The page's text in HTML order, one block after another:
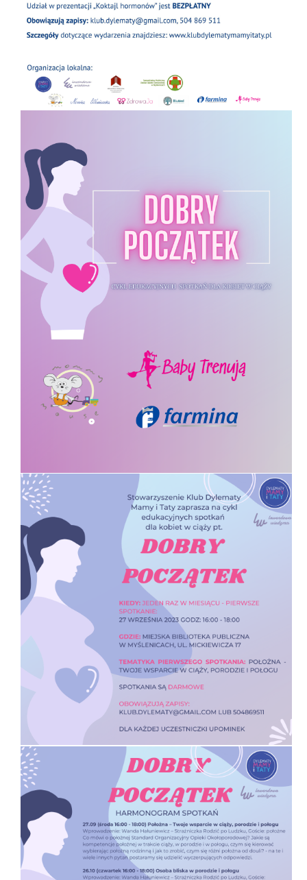
WIZYTA U FIZJOTERAPEUTKI
UROGINEKOLOGICZNEJ
:
https://www.zdrowaja.com/
PSYCHOLOG
DOULA PORODOWA
POŁOŻNA
ROZMYŚLASZ NAD PORODEM W DOMU LUB
PORODEM NATURALNYM PO CC?
wiedzą i doświadczeniem klubowych mam,
które wybrały takie porody.